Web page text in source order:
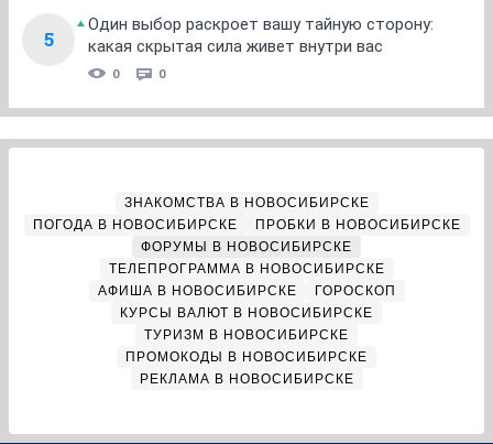
5
Один выбор раскроет вашу тайную сторону:
какая скрытая сила живет внутри вас
0 0
ЗНАКОМСТВА В НОВОСИБИРСКЕ
ПОГОДА В НОВОСИБИРСКЕ
ПРОБКИ В НОВОСИБИРСКЕ
ФОРУМЫ В НОВОСИБИРСКЕ
ТЕЛЕПРОГРАММА В НОВОСИБИРСКЕ
АФИША В НОВОСИБИРСКЕ
ГОРОСКОП
КУРСЫ ВАЛЮТ В НОВОСИБИРСКЕ
ТУРИЗМ В НОВОСИБИРСКЕ
ПРОМОКОДЫ В НОВОСИБИРСКЕ
РЕКЛАМА В НОВОСИБИРСКЕ